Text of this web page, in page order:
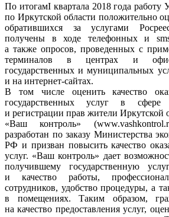
По итогамI квартала 2018 года работу
по Иркутской области положительно
обратившихся за услугами
получены в ходе телефонных и sms-
а также опросов, проведенных с
терминалов в центрах и
государственных и муниципальных
и на интернет-сайтах.
В том числе оценить качество
государственных услуг в сфере
и регистрации прав жители Иркутской
«Ваш контроль»
разработан по заказу Министерства
РФ и призван повысить качество
услуг. «Ваш контроль» дает
получившему государственную
и качество работы,
сотрудников, удобство процедуры, а
в помещениях. Таким образом,
на качество предоставления услуг,